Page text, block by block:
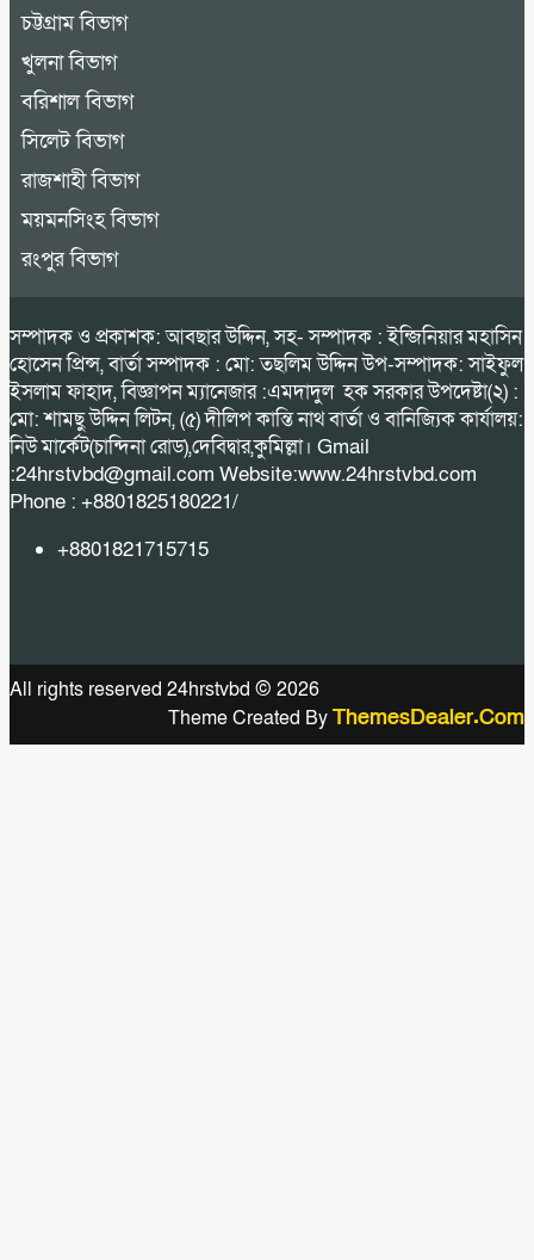
চট্টগ্রাম বিভাগ
খুলনা বিভাগ
বরিশাল বিভাগ
সিলেট বিভাগ
রাজশাহী বিভাগ
ময়মনসিংহ বিভাগ
রংপুর বিভাগ
সম্পাদক ও প্রকাশক: আবছার উদ্দিন, সহ- সম্পাদক : ইন্জিনিয়ার মহাসিন
হোসেন প্রিন্স, বার্তা সম্পাদক : মো: তছলিম উদ্দিন উপ-সম্পাদক: সাইফুল
ইসলাম ফাহাদ, বিজ্ঞাপন ম্যানেজার :এমদাদুল হক সরকার উপদেষ্টা(২) :
মো: শামছু উদ্দিন লিটন, (৫) দীলিপ কান্তি নাথ বার্তা ও বানিজ্যিক কার্যালয়:
নিউ মার্কেট(চান্দিনা রোড),দেবিদ্বার,কুমিল্লা। Gmail
:24hrstvbd@gmail.com Website:www.24hrstvbd.com
Phone : +8801825180221/
+8801821715715
All rights reserved 24hrstvbd © 2026
Theme Created ByThemesDealer.Com